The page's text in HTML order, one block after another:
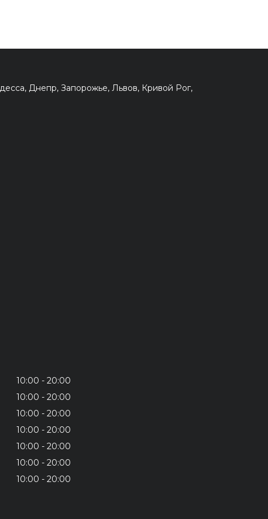
Днепр, Запорожье, Львов, Кривой Рог,
10:00
20:00
10:00
20:00
10:00
20:00
10:00
20:00
10:00
20:00
10:00
20:00
10:00 20:00